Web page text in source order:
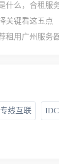
什么，合租服
关键看这五点
租用广州服务
线互联